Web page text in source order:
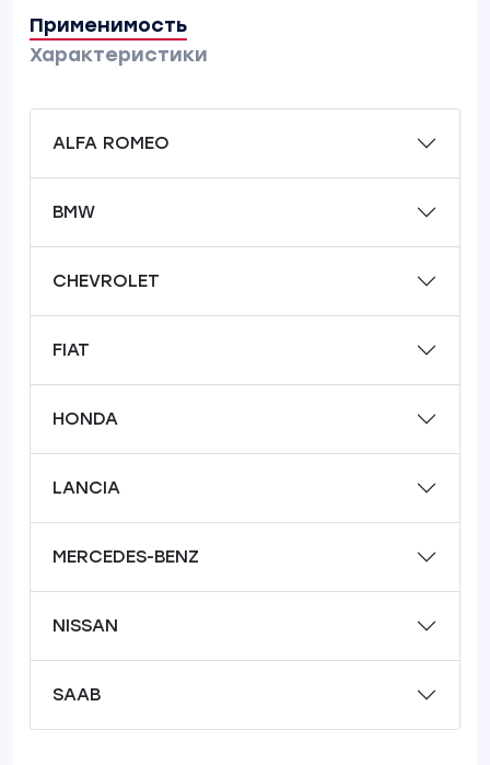
Применимость
Характеристики
ALFA ROMEO
BMW
CHEVROLET
FIAT
HONDA
LANCIA
MERCEDES-BENZ
NISSAN
SAAB